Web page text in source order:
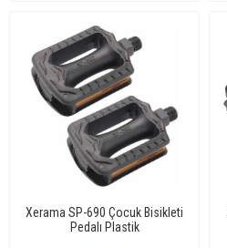
Xerama SP-690 Çocuk Bisikleti
Pedalı Plastik